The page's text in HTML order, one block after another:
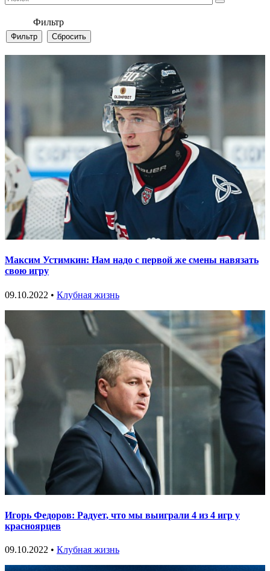
Фильтр
Максим Устимкин: Нам надо с первой же смены навязать
свою игру
09.10.2022 • Клубная жизнь
Игорь Федоров: Радует, что мы выиграли 4 из 4 игр у
красноярцев
09.10.2022 • Клубная жизнь